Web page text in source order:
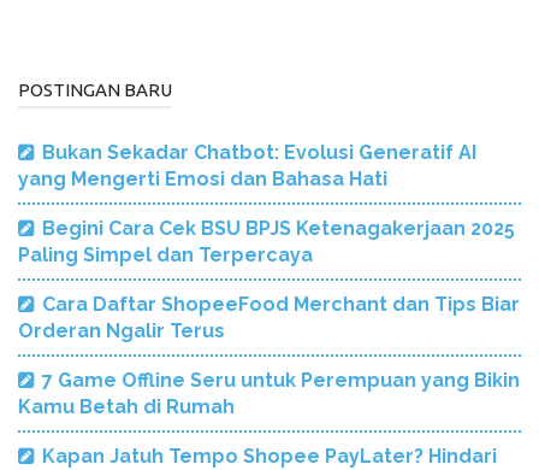
POSTINGAN BARU
Bukan Sekadar Chatbot: Evolusi Generatif AI
yang Mengerti Emosi dan Bahasa Hati
Begini Cara Cek BSU BPJS Ketenagakerjaan 2025
Paling Simpel dan Terpercaya
Cara Daftar ShopeeFood Merchant dan Tips Biar
Orderan Ngalir Terus
7 Game Offline Seru untuk Perempuan yang Bikin
Kamu Betah di Rumah
Kapan Jatuh Tempo Shopee PayLater? Hindari